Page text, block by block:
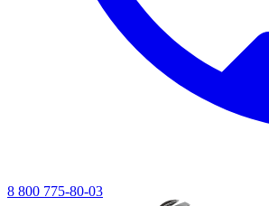
8 800 775-80-03